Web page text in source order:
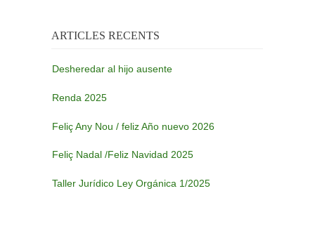
ARTICLES RECENTS
Desheredar al hijo ausente
Renda 2025
Feliç Any Nou / feliz Año nuevo 2026
Feliç Nadal /Feliz Navidad 2025
Taller Jurídico Ley Orgánica 1/2025